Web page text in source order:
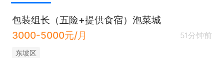
包装组长（五险+提供食宿）泡菜城
3000-5000元/月
51分钟前
东坡区